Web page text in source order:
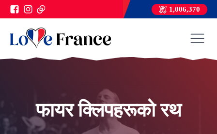
1,006,370
फायर क्लिपहरूको रथ